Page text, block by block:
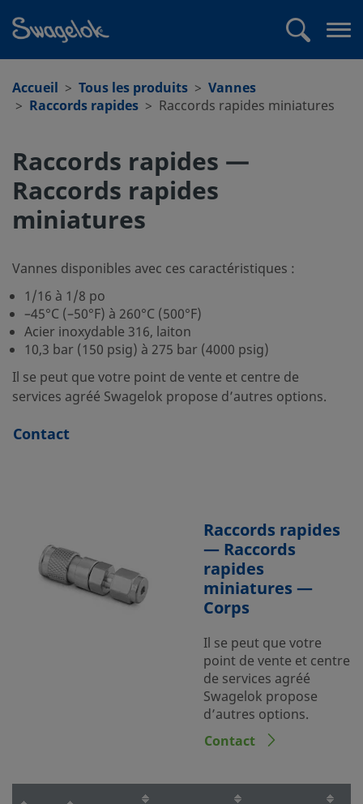
Accueil
Tous les produits
Vannes
Raccords rapides
Raccords rapides miniatures
Raccords rapides —
Raccords rapides
miniatures
Vannes disponibles avec ces caractéristiques :
1/16 à 1/8 po
–45°C (–50°F) à 260°C (500°F)
Acier inoxydable 316, laiton
10,3 bar (150 psig) à 275 bar (4000 psig)
Il se peut que votre point de vente et centre de
services agréé Swagelok propose d’autres options.
Contact
Raccords rapides
— Raccords
rapides
miniatures —
Corps
Il se peut que votre
point de vente et centre
de services agréé
Swagelok propose
d’autres options.
Contact